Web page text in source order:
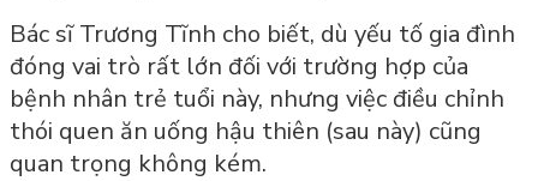
Bác sĩ Trương Tĩnh cho biết, dù yếu tố gia đình
đóng vai trò rất lớn đối với trường hợp của
bệnh nhân trẻ tuổi này, nhưng việc điều chỉnh
thói quen ăn uống hậu thiên (sau này) cũng
quan trọng không kém.